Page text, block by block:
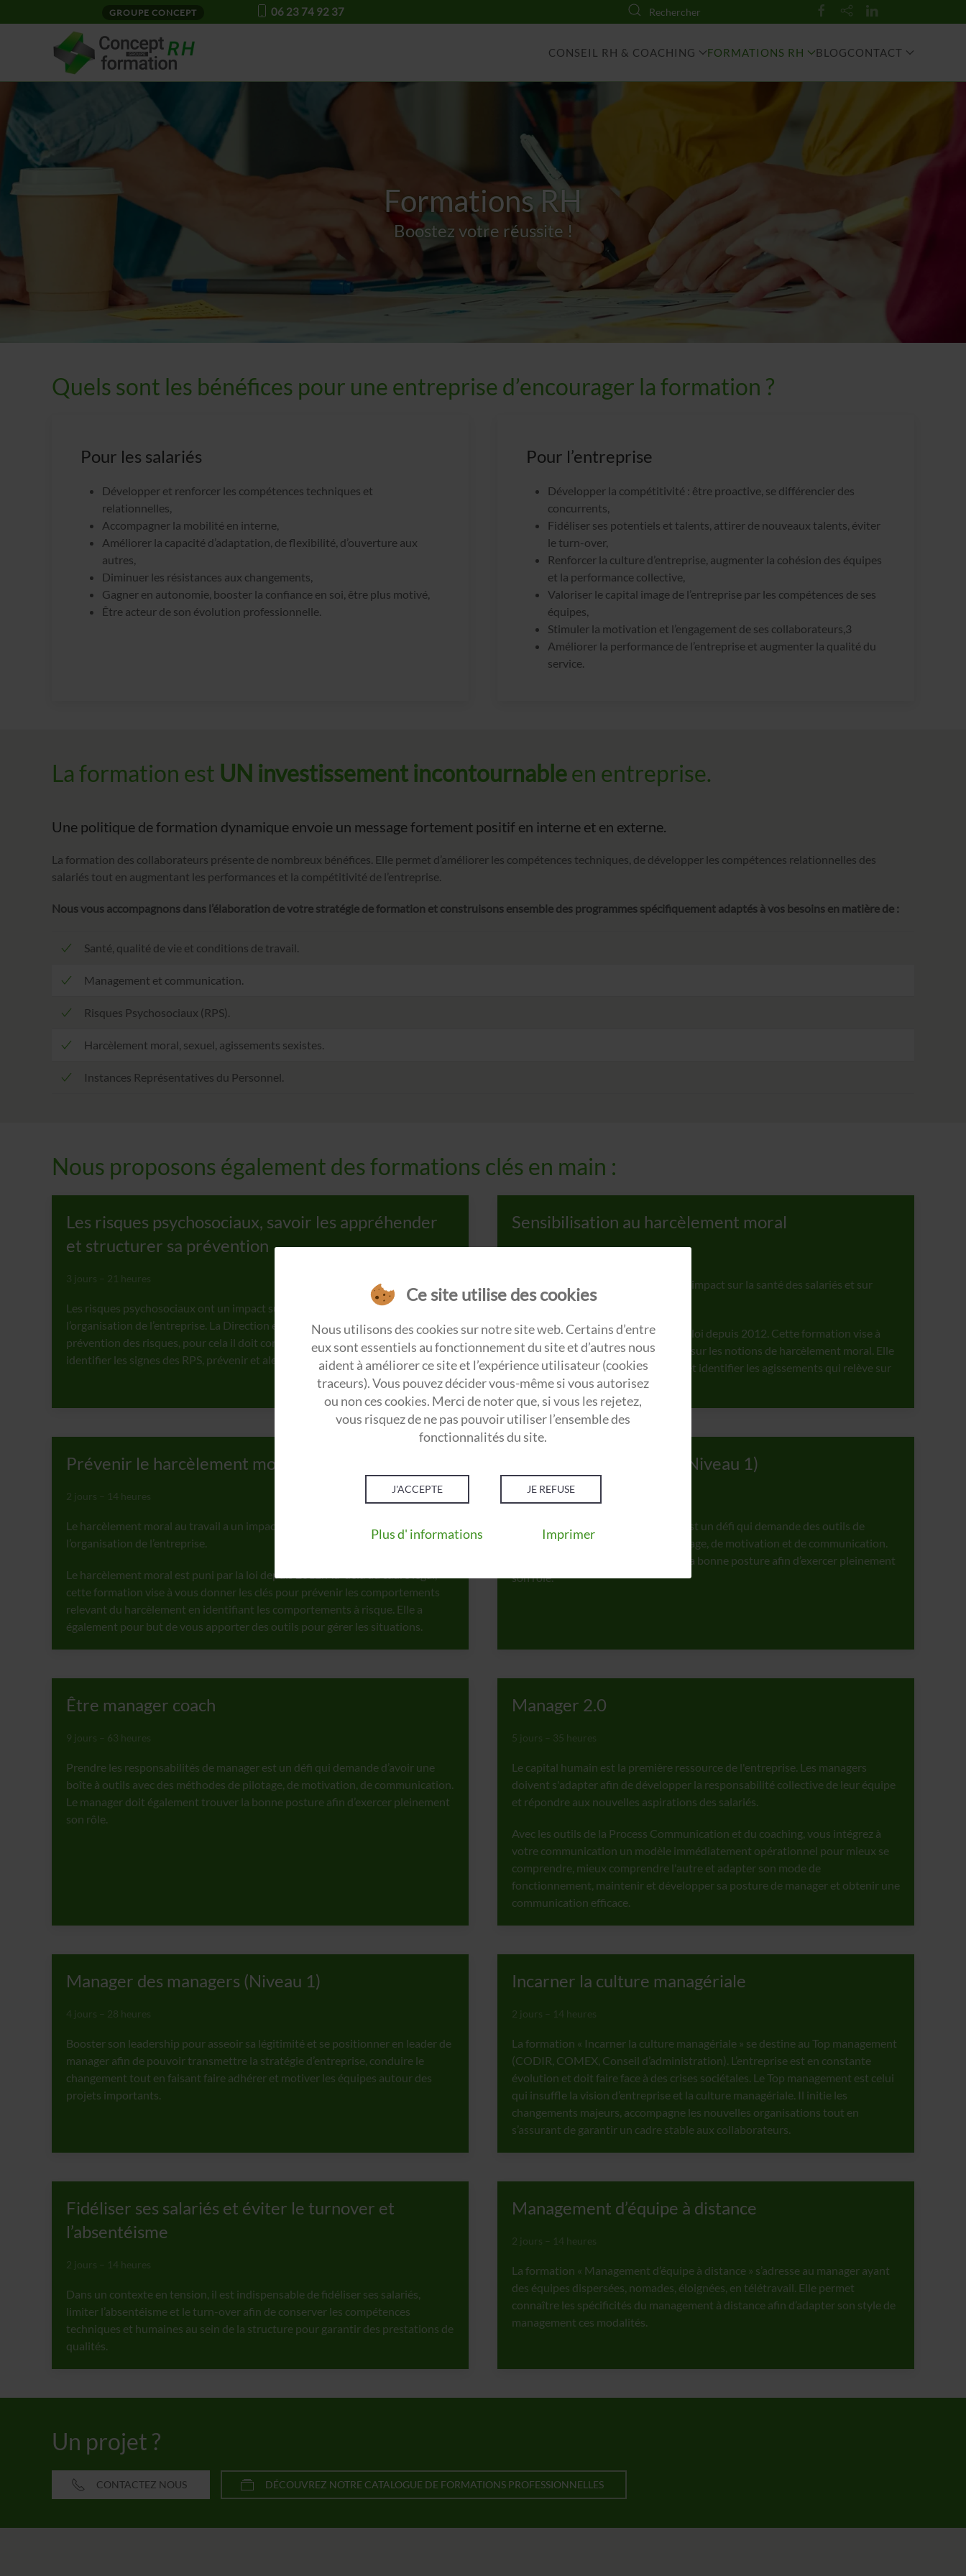
GROUPE CONCEPT 06 23 74 92 37
CONSEIL RH & COACHING FORMATIONS RH BLOGCONTACT
Formations RH
Boostez votre réussite !
Quels sont les bénéfices pour une entreprise d’encourager la formation ?
Pour les salariés
Développer et renforcer les compétences techniques et
relationnelles,
Accompagner la mobilité en interne,
Améliorer la capacité d’adaptation, de flexibilité, d’ouverture aux
autres,
Diminuer les résistances aux changements,
Gagner en autonomie, booster la confiance en soi, être plus motivé,
Être acteur de son évolution professionnelle.
Pour l’entreprise
Développer la compétitivité : être proactive, se différencier des
concurrents,
Fidéliser ses potentiels et talents, attirer de nouveaux talents, éviter
le turn-over,
Renforcer la culture d’entreprise, augmenter la cohésion des équipes
et la performance collective,
Valoriser le capital image de l’entreprise par les compétences de ses
équipes,
Stimuler la motivation et l’engagement de ses collaborateurs,3
Améliorer la performance de l’entreprise et augmenter la qualité du
service.
La formation est UN investissement incontournableen entreprise.
Une politique de formation dynamique envoie un message fortement positif en interne et en externe.
La formation des collaborateurs présente de nombreux bénéfices. Elle permet d’améliorer les compétences techniques, de développer les compétences relationnelles des
salariés tout en augmentant les performances et la compétitivité de l’entreprise.
Nous vous accompagnons dans l’élaboration de votre stratégie de formation et construisons ensemble des programmes spécifiquement adaptés à vos besoins en matière de :
Santé, qualité de vie et conditions de travail.
Management et communication.
Risques Psychosociaux (RPS).
Harcèlement moral, sexuel, agissements sexistes.
Instances Représentatives du Personnel.
Nous proposons également des formations clés en main :
Les risques psychosociaux, savoir les appréhender
et structurer sa prévention
3 jours – 21 heures
Les risques psychosociaux ont un impact sur la santé des salariés et sur
l’organisation de l’entreprise. La Direction est le garant de la santé et de la
prévention des risques, pour cela il doit connaître le cadre règlementaire, savoir
identifier les signes des RPS, prévenir et alerter.
Sensibilisation au harcèlement moral
Le harcèlement moral au travail a un impact sur la santé des salariés et sur
l’organisation de l’entreprise.
Le harcèlement moral est puni par la loi depuis 2012. Cette formation vise à
vous sensibiliser sur le cadre légal et sur les notions de harcèlement moral. Elle
a également pour but de vous aider et identifier les agissements qui relève sur
harcèlement.
Prévenir le harcèlement moral
2 jours – 14 heures
Le harcèlement moral au travail a un impact sur la santé des salariés et sur
l’organisation de l’entreprise.
Le harcèlement moral est puni par la loi depuis 2012. Au-delà du cadre légal,
cette formation vise à vous donner les clés pour prévenir les comportements
relevant du harcèlement en identifiant les comportements à risque. Elle a
également pour but de vous apporter des outils pour gérer les situations.
Manager de proximité (Niveau 1)
4 jours – 28 heures
Avoir la responsabilité de manager est un défi qui demande des outils de
management, des méthodes de pilotage, de motivation et de communication.
Le manager doit également trouver la bonne posture afin d’exercer pleinement
son rôle.
Être manager coach
9 jours – 63 heures
Prendre les responsabilités de manager est un défi qui demande d’avoir une
boîte à outils avec des méthodes de pilotage, de motivation, de communication.
Le manager doit également trouver la bonne posture afin d’exercer pleinement
son rôle.
Manager 2.0
5 jours – 35 heures
Le capital humain est la première ressource de l'entreprise. Les managers
doivent s'adapter afin de développer la responsabilité collective de leur équipe
et répondre aux nouvelles aspirations des salariés.
Avec les outils de la Process Communication et du coaching, vous intégrez à
votre communication un modèle immédiatement opérationnel pour mieux se
comprendre, mieux comprendre l'autre et adapter son mode de
fonctionnement, maintenir et développer sa posture de manager et obtenir une
communication efficace.
Manager des managers (Niveau 1)
4 jours – 28 heures
Booster son leadership pour asseoir sa légitimité et se positionner en leader de
manager afin de pouvoir transmettre la stratégie d’entreprise, conduire le
changement tout en faisant faire adhérer et motiver les équipes autour des
projets importants.
Incarner la culture managériale
2 jours – 14 heures
La formation « Incarner la culture managériale » se destine au Top management
(CODIR, COMEX, Conseil d’administration). L’entreprise est en constante
évolution et doit faire face à des crises sociétales. Le Top management est celui
qui insuffle la vision d’entreprise et la culture managériale. Il initie les
changements majeurs, accompagne les nouvelles organisations tout en
s’assurant de garantir un cadre stable aux collaborateurs.
Fidéliser ses salariés et éviter le turnover et
l’absentéisme
2 jours – 14 heures
Dans un contexte en tension, il est indispensable de fidéliser ses salariés,
limiter l’absentéisme et le turn-over afin de conserver les compétences
techniques et humaines au sein de la structure pour garantir des prestations de
qualités.
Management d’équipe à distance
2 jours – 14 heures
La formation « Management d’équipe à distance » s’adresse au manager ayant
des équipes dispersées, nomades, éloignées, en télétravail. Elle permet
connaître les spécificités du management à distance afin d’adapter son style de
management ces modalités.
Un projet ?
CONTACTEZ NOUS DÉCOUVREZ NOTRE CATALOGUE DE FORMATIONS PROFESSIONNELLES
Ce site utilise des cookies
Nous utilisons des cookies sur notre site web. Certains d’entre
eux sont essentiels au fonctionnement du site et d’autres nous
aident à améliorer ce site et l’expérience utilisateur (cookies
traceurs). Vous pouvez décider vous-même si vous autorisez
ou non ces cookies. Merci de noter que, si vous les rejetez,
vous risquez de ne pas pouvoir utiliser l’ensemble des
fonctionnalités du site.
J'ACCEPTE JE REFUSE
Plus d' informations Imprimer